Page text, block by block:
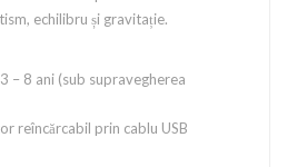
echilibru și gravitație.
3 – 8 ani (sub supravegherea
reîncărcabil prin cablu USB